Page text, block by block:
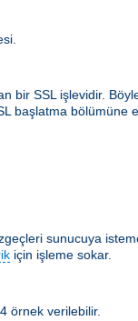
bir SSL işlevidir.
başlatma bölümüne
sunucuya
için işleme sokar.
örnek verilebilir.